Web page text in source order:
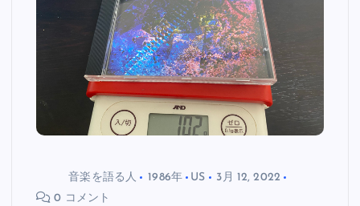
音楽を語る人 1986年 US
3月 12, 2022
0 コメント